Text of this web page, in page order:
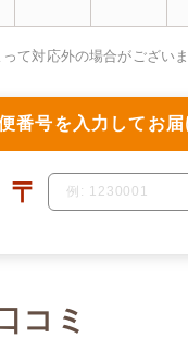
て対応外の場合がございま
番号を入力して お
〒
コミ